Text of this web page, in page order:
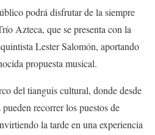
podrá disfrutar de la siempre
Azteca, que se presenta con la
Lester Salomón, aportando
propuesta musical.
del tianguis cultural, donde desde
recorrer los puestos de
la tarde en una experiencia